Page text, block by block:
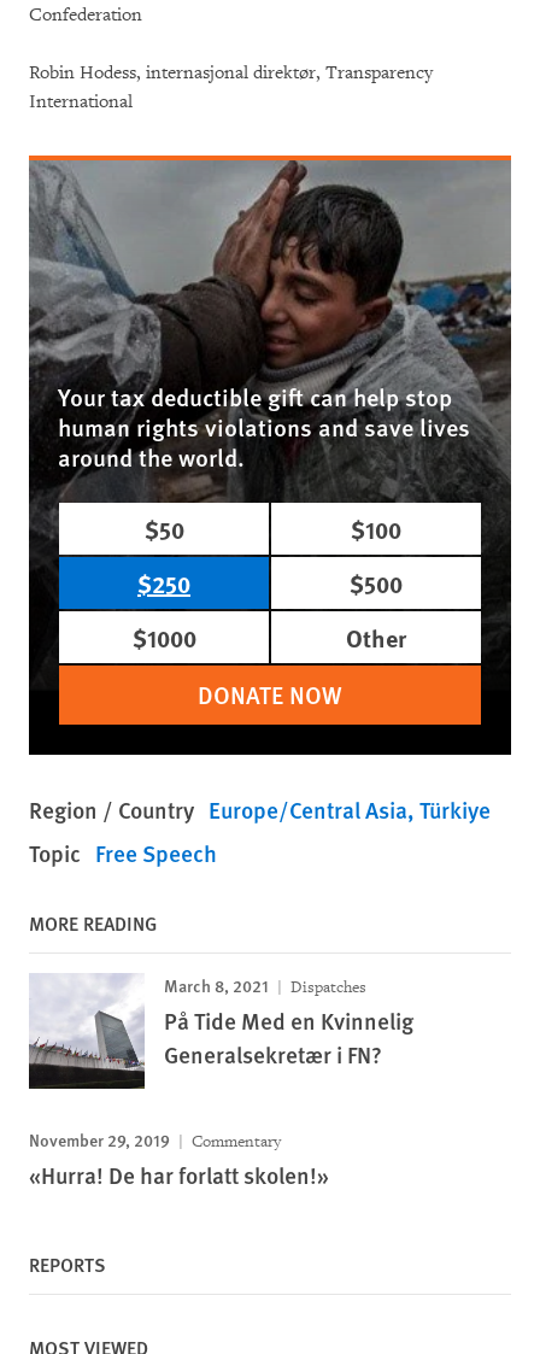
Confederation
Robin Hodess, internasjonal direktør, Transparency
International
Your tax deductible gift can help stop
human rights violations and save lives
around the world.
$50
$100
$250
$500
$1000
Other
DONATE NOW
Region / Country Europe/Central Asia Türkiye
Topic Free Speech
MORE READING
March 8, 2021 Dispatches
På Tide Med en Kvinnelig
Generalsekretær i FN?
November 29, 2019 Commentary
«Hurra! De har forlatt skolen!»
REPORTS
MOST VIEWED